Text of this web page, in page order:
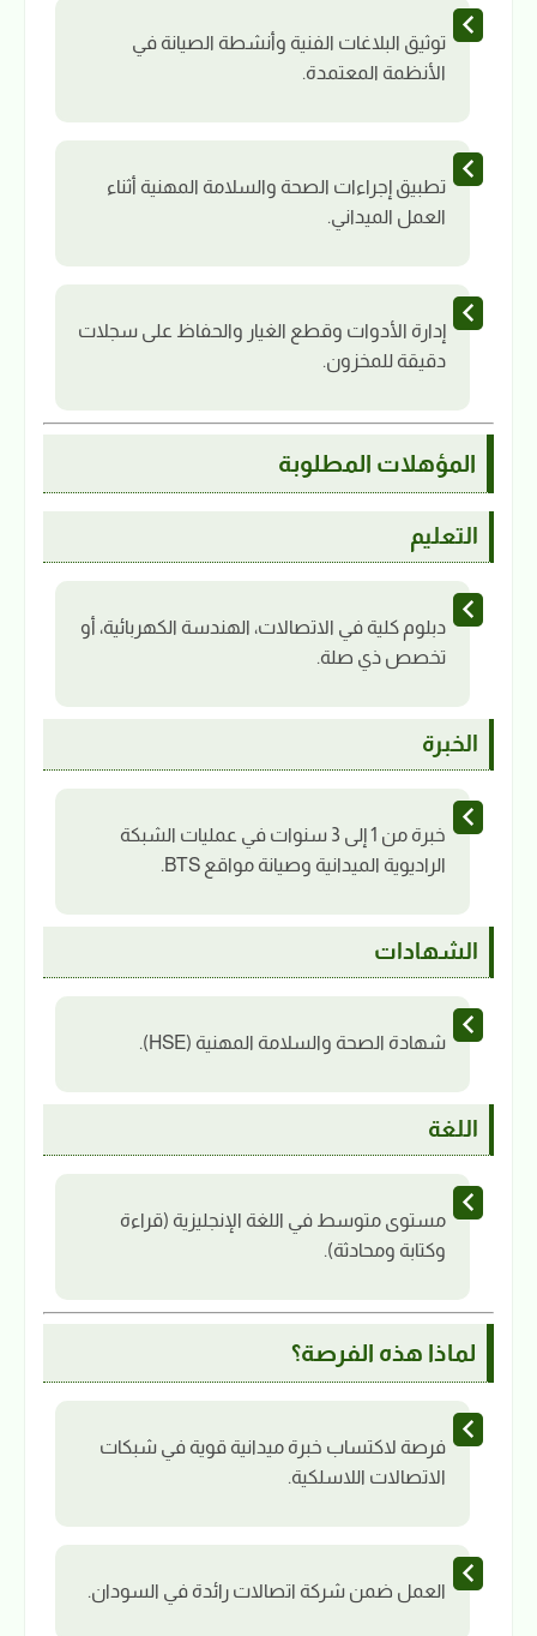
توثيق البلاغات الفنية وأنشطة الصيانة في
الأنظمة المعتمدة.
تطبيق إجراءات الصحة والسلامة المهنية أثناء
العمل الميداني.
إدارة الأدوات وقطع الغيار والحفاظ على سجلات
دقيقة للمخزون.
المؤهلات المطلوبة
التعليم
دبلوم كلية في الاتصالات، الهندسة الكهربائية، أو
تخصص ذي صلة.
الخبرة
خبرة من 1 إلى 3 سنوات في عمليات الشبكة
الراديوية الميدانية وصيانة مواقع BTS.
الشهادات
شهادة الصحة والسلامة المهنية (HSE).
اللغة
مستوى متوسط في اللغة الإنجليزية (قراءة
وكتابة ومحادثة).
لماذا هذه الفرصة؟
فرصة لاكتساب خبرة ميدانية قوية في شبكات
الاتصالات اللاسلكية.
العمل ضمن شركة اتصالات رائدة في السودان.